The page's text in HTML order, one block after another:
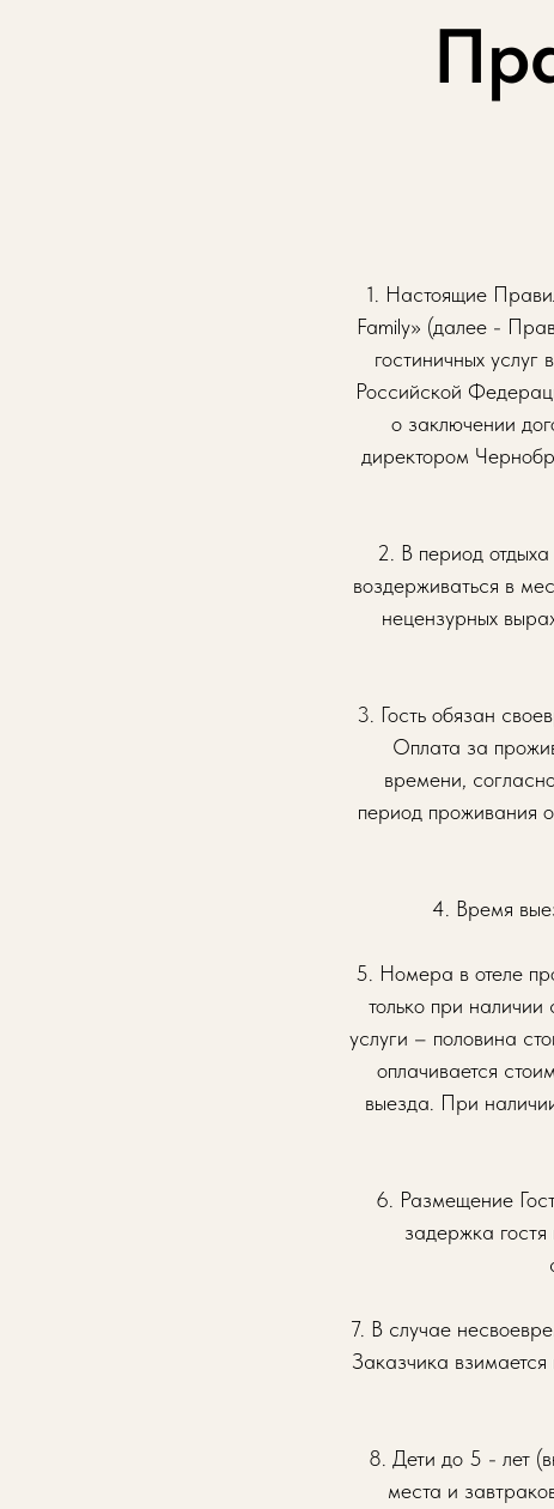
1. Настоящие
Family» (далее -
гостиничных
Российской
о заключении
директором
2. В период
воздерживаться в
нецензурных
3. Гость обязан
Оплата за
времени,
период проживания
4. Время
5. Номера в отеле
только при
услуги – половина
оплачивается
выезда. При
6. Размещение
задержка
7. В случае
Заказчика
8. Дети до 5 - лет
места и